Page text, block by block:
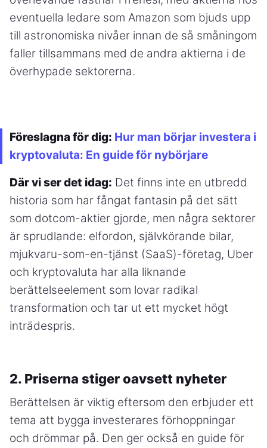
eventuella ledare som Amazon som bjuds upp
till astronomiska nivåer innan de så småningom
faller tillsammans med de andra aktierna i de
överhypade sektorerna.
Föreslagna för dig: Hur man börjar investera i
kryptovaluta: En guide för nybörjare
Där vi ser det idag: Det finns inte en utbredd
historia som har fångat fantasin på det sätt
som dotcom-aktier gjorde, men några sektorer
är sprudlande: elfordon, självkörande bilar,
mjukvaru-som-en-tjänst (SaaS)-företag, Uber
och kryptovaluta har alla liknande
berättelseelement som lovar radikal
transformation och tar ut ett mycket högt
inträdespris.
2. Priserna stiger oavsett nyheter
Berättelsen är viktig eftersom den erbjuder ett
tema att bygga investerares förhoppningar
och drömmar på. Den ger också en guide för